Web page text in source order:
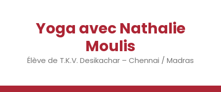
Yoga avec Nathalie
Moulis
Élève de T.K.V. Desikachar – Chennai / Madras